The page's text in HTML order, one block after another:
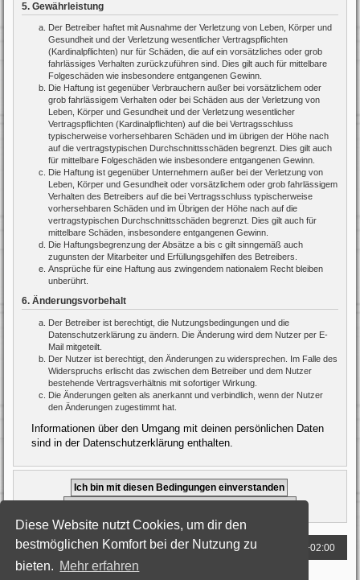
Diese Website nutzt Cookies, um dir den
bestmöglichen Komfort bei der Nutzung zu
bieten. Mehr erfahren
5. Gewährleistung
Der Betreiber haftet mit Ausnahme der Verletzung von Leben, Körper und
Gesundheit und der Verletzung wesentlicher Vertragspflichten
(Kardinalpflichten) nur für Schäden, die auf ein vorsätzliches oder grob
fahrlässiges Verhalten zurückzuführen sind. Dies gilt auch für mittelbare
Folgeschäden wie insbesondere entgangenen Gewinn.
Die Haftung ist gegenüber Verbrauchern außer bei vorsätzlichem oder
grob fahrlässigem Verhalten oder bei Schäden aus der Verletzung von
Leben, Körper und Gesundheit und der Verletzung wesentlicher
Vertragspflichten (Kardinalpflichten) auf die bei Vertragsschluss
typischerweise vorhersehbaren Schäden und im übrigen der Höhe nach
auf die vertragstypischen Durchschnittsschäden begrenzt. Dies gilt auch
für mittelbare Folgeschäden wie insbesondere entgangenen Gewinn.
Die Haftung ist gegenüber Unternehmern außer bei der Verletzung von
Leben, Körper und Gesundheit oder vorsätzlichem oder grob fahrlässigem
Verhalten des Betreibers auf die bei Vertragsschluss typischerweise
vorhersehbaren Schäden und im Übrigen der Höhe nach auf die
vertragstypischen Durchschnittsschäden begrenzt. Dies gilt auch für
mittelbare Schäden, insbesondere entgangenen Gewinn.
Die Haftungsbegrenzung der Absätze a bis c gilt sinngemäß auch
zugunsten der Mitarbeiter und Erfüllungsgehilfen des Betreibers.
Ansprüche für eine Haftung aus zwingendem nationalem Recht bleiben
unberührt.
6. Änderungsvorbehalt
Der Betreiber ist berechtigt, die Nutzungsbedingungen und die
Datenschutzerklärung zu ändern. Die Änderung wird dem Nutzer per E-
Mail mitgeteilt.
Der Nutzer ist berechtigt, den Änderungen zu widersprechen. Im Falle des
Widerspruchs erlischt das zwischen dem Betreiber und dem Nutzer
bestehende Vertragsverhältnis mit sofortiger Wirkung.
Die Änderungen gelten als anerkannt und verbindlich, wenn der Nutzer
den Änderungen zugestimmt hat.
Informationen über den Umgang mit deinen persönlichen Daten
sind in der Datenschutzerklärung enthalten.
Foren-Übersicht Alle Zeiten sind UTC+02:00
Powered byphpBB® Forum Software © phpBB Limited